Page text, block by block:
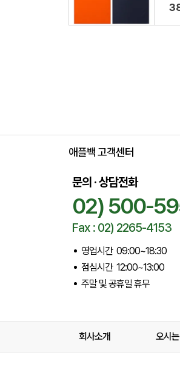
구
애플백 고객센터
문의 · 상담전화
02) 500-
Fax : 02) 2265-4153
영업시간 09:00~18:30
점심시간 12:00~13:00
주말 및 공휴일 휴무
회사소개 오시